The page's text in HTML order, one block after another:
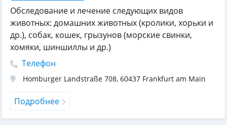
Обследование и лечение следующих видов
животных: домашних животных (кролики, хорьки и
др.), собак, кошек, грызунов (морские свинки,
хомяки, шиншиллы и др.)
Телефон
Homburger Landstraße 708, 60437 Frankfurt am Main
Подробнее